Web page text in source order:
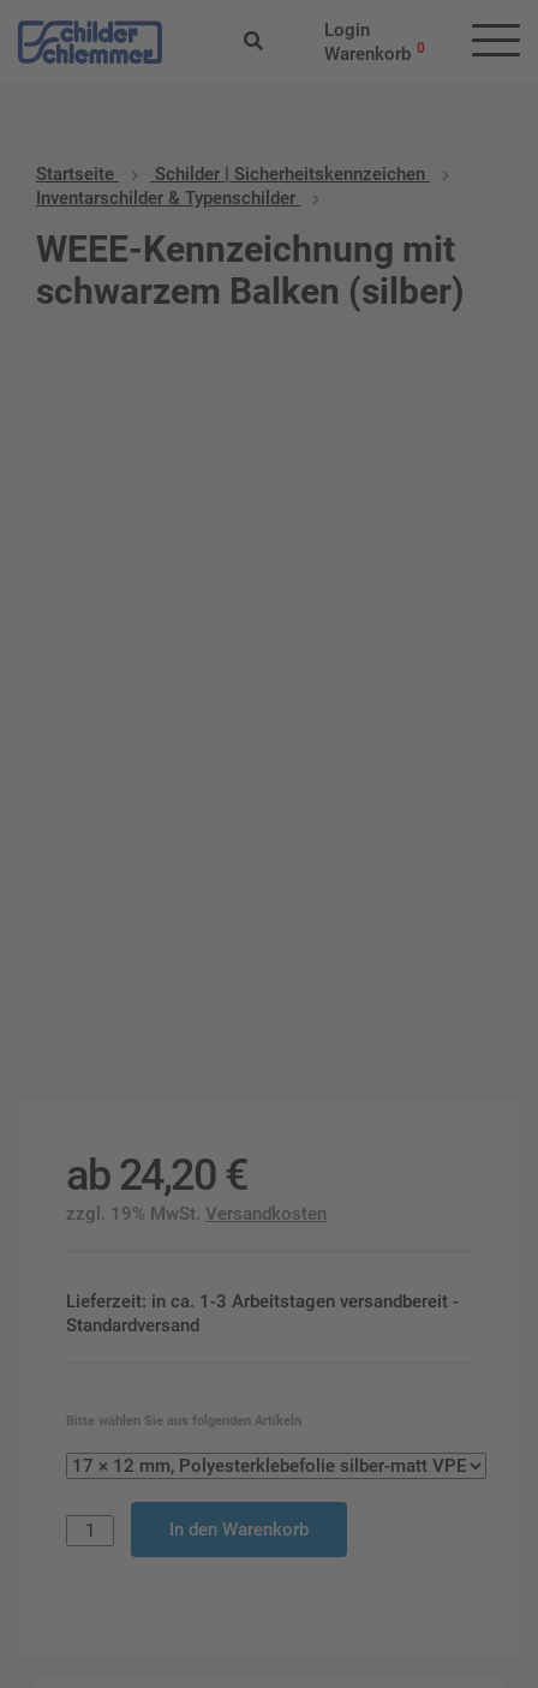
Login
Warenkorb 0
Startseite
Schilder | Sicherheitskennzeichen
Inventarschilder & Typenschilder
WEEE-Kennzeichnung mit
schwarzem Balken (silber)
ab24,20 €
zzgl. 19% MwSt. Versandkosten
Lieferzeit: in ca. 1-3 Arbeitstagen versandbereit -
Standardversand
Bitte wählen Sie aus folgenden Artikeln
In den Warenkorb